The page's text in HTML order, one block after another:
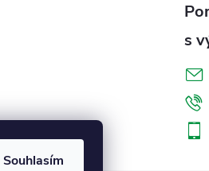
Souhlasím